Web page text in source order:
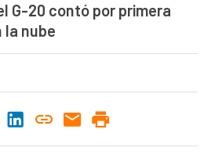
G-20 contó por primera
la nube